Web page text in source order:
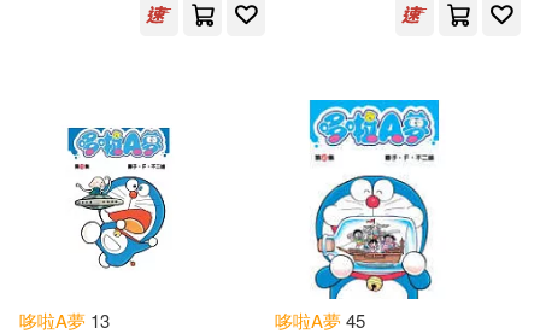
哆啦A夢 13
哆啦A夢45